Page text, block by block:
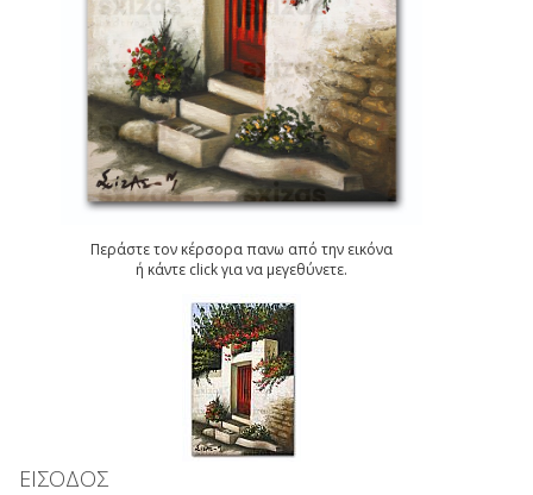
Περάστε τον κέρσορα πανω από την εικόνα
ή κάντε click για να μεγεθύνετε.
ΕΙΣΟΔΟΣ